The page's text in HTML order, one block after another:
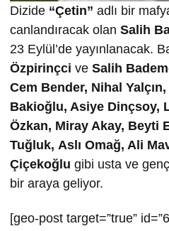
Dizide “Çetin” adlı bir
canlandıracak olan Salih
23 Eylül’de yayınlanacak.
Özpirinçci ve Salih
Cem Bender, Nihal
Bakioğlu, Asiye Dinçsoy,
Özkan, Miray Akay, Beyti
Tuğluk, Aslı Omağ, Ali
Çiçekoğlu gibi usta ve
bir araya geliyor.
[geo-post target=”true”